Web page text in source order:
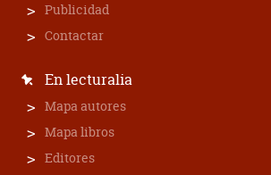
Publicidad
Contactar
En lecturalia
Mapa autores
Mapa libros
Editores